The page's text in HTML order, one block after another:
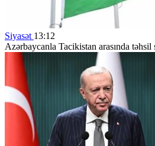
Siyasət 13:12
Azərbaycanla Tacikistan arasında